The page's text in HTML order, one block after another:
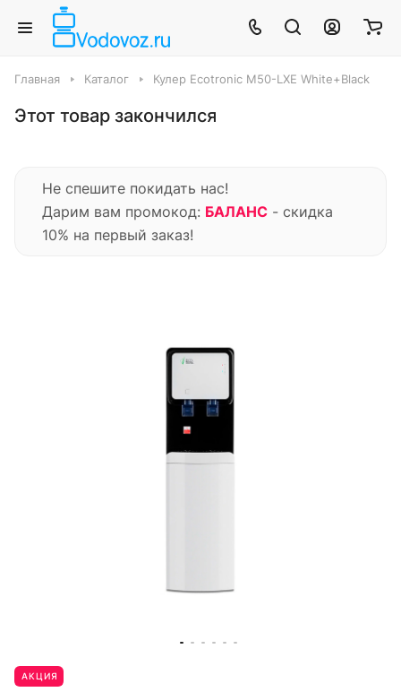
Главная Каталог Кулер Ecotronic M50-LXE White+Black
Этот товар закончился
Не спешите покидать нас!
Дарим вам промокод: БАЛАНС - скидка
10% на первый заказ!
АКЦИЯ